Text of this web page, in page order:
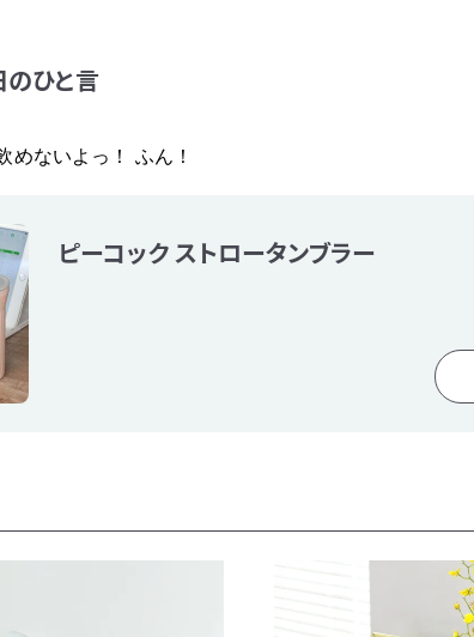
ひと言
めないよっ！ ふん！
ピーコック ストロータンブラー